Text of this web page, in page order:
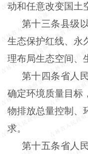
动和任意改变国土
第十三条县级
生态保护红线、永
理布局生态空间、
第十四条省人
确定环境质量目标
物排放总量控制、
求。
第十五条省人